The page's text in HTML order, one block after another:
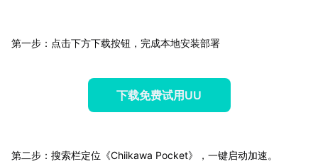
第一步：点击下方下载按钮，完成本地安装部署
下载免费试用UU
第二步：搜索栏定位《Chiikawa Pocket》，一键启动加速。